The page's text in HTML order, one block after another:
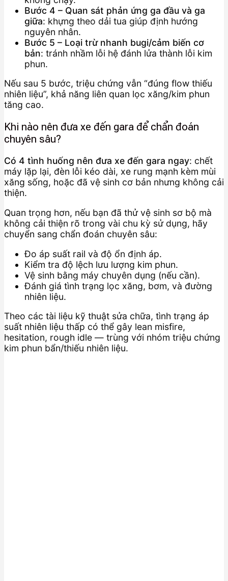
Bước 4 – Quan sát phản ứng ga đầu và ga
giữa: khựng theo dải tua giúp định hướng
nguyên nhân.
Bước 5 – Loại trừ nhanh bugi/cảm biến cơ
bản: tránh nhầm lỗi hệ đánh lửa thành lỗi kim
phun.
Nếu sau 5 bước, triệu chứng vẫn “đúng flow thiếu
nhiên liệu”, khả năng liên quan lọc xăng/kim phun
tăng cao.
Khi nào nên đưa xe đến gara để chẩn đoán
chuyên sâu?
Có 4 tình huống nên đưa xe đến gara ngay: chết
máy lặp lại, đèn lỗi kéo dài, xe rung mạnh kèm mùi
xăng sống, hoặc đã vệ sinh cơ bản nhưng không cải
thiện.
Quan trọng hơn, nếu bạn đã thử vệ sinh sơ bộ mà
không cải thiện rõ trong vài chu kỳ sử dụng, hãy
chuyển sang chẩn đoán chuyên sâu:
Đo áp suất rail và độ ổn định áp.
Kiểm tra độ lệch lưu lượng kim phun.
Vệ sinh bằng máy chuyên dụng (nếu cần).
Đánh giá tình trạng lọc xăng, bơm, và đường
nhiên liệu.
Theo các tài liệu kỹ thuật sửa chữa, tình trạng áp
suất nhiên liệu thấp có thể gây lean misfire,
hesitation, rough idle — trùng với nhóm triệu chứng
kim phun bẩn/thiếu nhiên liệu.